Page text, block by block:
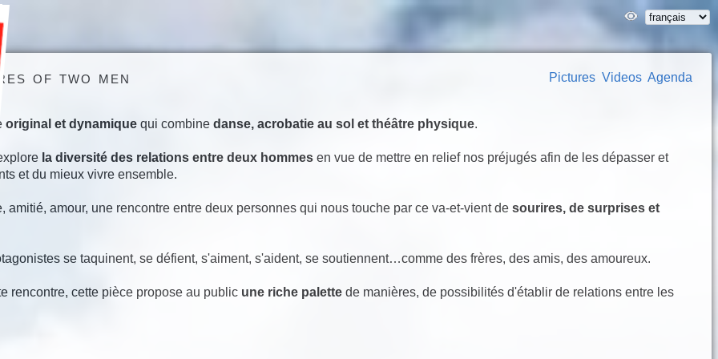
Pictures Videos Agenda
of two men
original et dynamique qui combine danse, acrobatie au sol et théâtre physique.
la diversité des relations entre deux hommes en vue de mettre en relief nos préjugés afin de les dépasser et
et du mieux vivre ensemble.
amitié, amour, une rencontre entre deux personnes qui nous touche par ce va-et-vient de sourires, de surprises et
se taquinent, se défient, s'aiment, s'aident, se soutiennent…comme des frères, des amis, des amoureux.
rencontre, cette pièce propose au public une riche palette de manières, de possibilités d'établir de relations entre les